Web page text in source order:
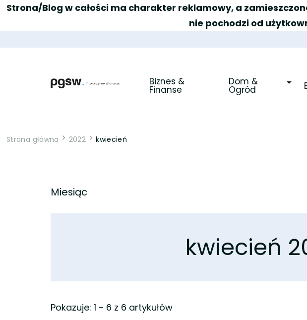
Strona/Blog w całości ma charakter reklamowy, a
nie pochodzi od
Biznes &
Finanse
Dom &
Ogród
Strona główna 2022 kwiecień
Miesiąc
kwiecień
Pokazuje: 1 - 6 z 6 artykułów